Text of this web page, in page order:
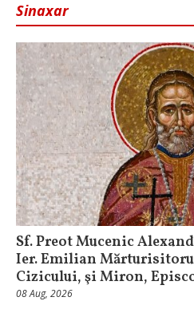
Sinaxar
Sf. Preot Mucenic
Ier. Emilian
Cizicului, şi Miron,
08 Aug, 2026